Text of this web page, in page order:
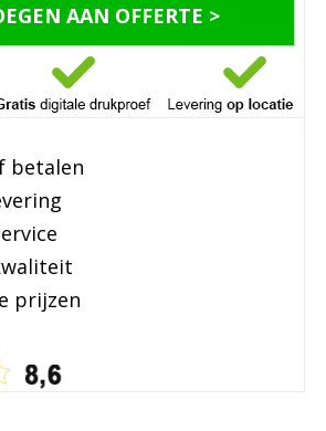
AAN OFFERTE >
betalen
prijzen